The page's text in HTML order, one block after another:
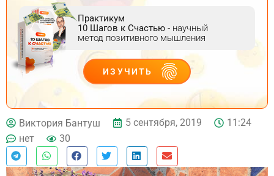
Практикум
10 Шагов к Счастью - научный
метод позитивного мышления
ИЗУЧИТЬ
ДЕЙСТВУЙ
Виктория Бантуш 5 сентября, 2019
11:24
нет
30